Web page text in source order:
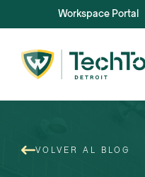
Workspace Portal
VOLVER AL BLOG